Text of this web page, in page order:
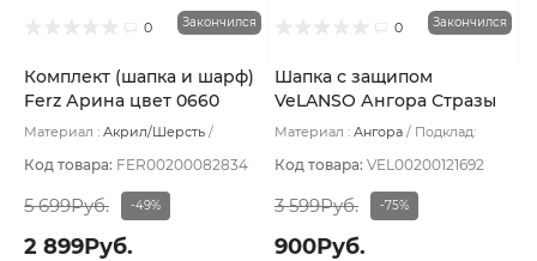
0 Закончился
Комплект (шапка и шарф)
Ferz Арина цвет 0660
охристый
Материал : Акрил/Шерсть
Код товара: FER00200082834
5 699Руб. -49%
2 899Руб.
0 Закончился
Шапка с защипом
VeLANSO Ангора Стразы
цвет Желтый оч светлый
Материал : Ангора
Подклад:
Код товара: VEL00200121692
3 599Руб. -75%
900Руб.